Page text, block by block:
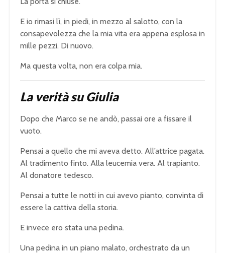
E io rimasi lì, in piedi, in mezzo al salotto, con la
consapevolezza che la mia vita era appena esplosa in
mille pezzi. Di nuovo.
Ma questa volta, non era colpa mia.
La verità su Giulia
Dopo che Marco se ne andò, passai ore a fissare il
vuoto.
Pensai a quello che mi aveva detto. All’attrice pagata.
Al tradimento finto. Alla leucemia vera. Al trapianto.
Al donatore tedesco.
Pensai a tutte le notti in cui avevo pianto, convinta di
essere la cattiva della storia.
E invece ero stata una pedina.
Una pedina in un piano malato, orchestrato da un